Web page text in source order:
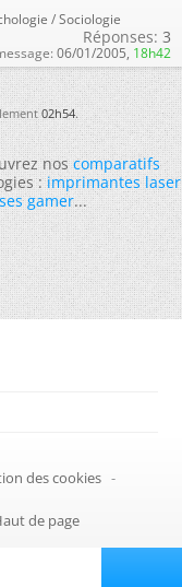
/ Sociologie
Réponses: 3
06/01/2005, 18h42
02h54.
noscomparatifs
:imprimantes laser
gamer...
des cookies -
de page